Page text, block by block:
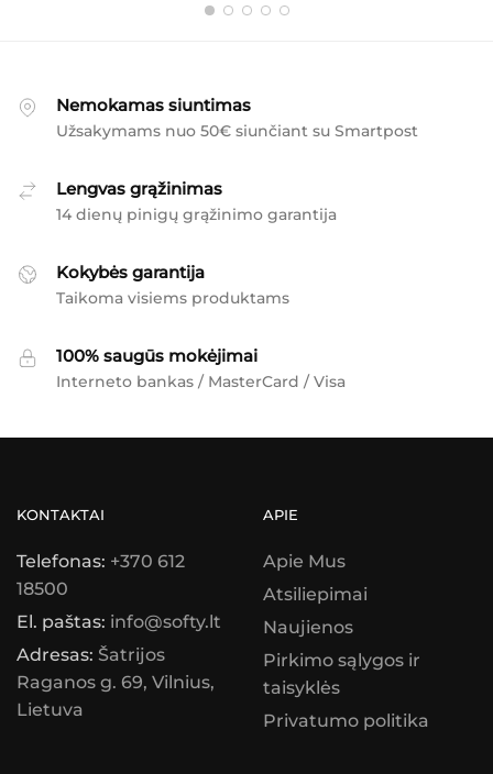
Nemokamas siuntimas
Užsakymams nuo 50€ siunčiant su Smartpost
Lengvas grąžinimas
14 dienų pinigų grąžinimo garantija
Kokybės garantija
Taikoma visiems produktams
100% saugūs mokėjimai
Interneto bankas / MasterCard / Visa
KONTAKTAI
Telefonas: +370 612
18500
El. paštas: info@softy.lt
Adresas: Šatrijos
Raganos g. 69, Vilnius,
Lietuva
APIE
Apie Mus
Atsiliepimai
Naujienos
Pirkimo sąlygos ir
taisyklės
Privatumo politika